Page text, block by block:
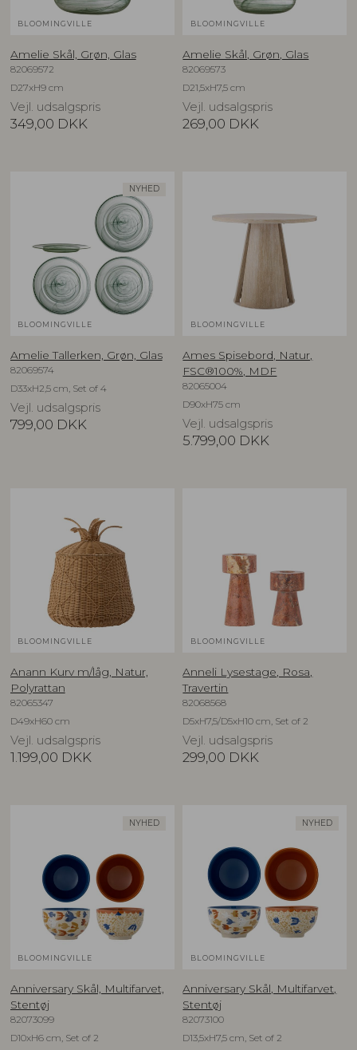
BLOOMINGVILLE
Amelie Skål, Grøn, Glas
82069572
D27xH9 cm
Vejl. udsalgspris
349,00 DKK
BLOOMINGVILLE
Amelie Skål, Grøn, Glas
82069573
D21,5xH7,5 cm
Vejl. udsalgspris
269,00 DKK
NYHED
BLOOMINGVILLE
Amelie Tallerken, Grøn, Glas
82069574
D33xH2,5 cm, Set of 4
Vejl. udsalgspris
799,00 DKK
BLOOMINGVILLE
Ames Spisebord, Natur,
FSC®100%, MDF
82065004
D90xH75 cm
Vejl. udsalgspris
5.799,00 DKK
BLOOMINGVILLE
Anann Kurv m/låg, Natur,
Polyrattan
82065347
D49xH60 cm
Vejl. udsalgspris
1.199,00 DKK
BLOOMINGVILLE
Anneli Lysestage, Rosa,
Travertin
82068568
D5xH7,5/D5xH10 cm, Set of 2
Vejl. udsalgspris
299,00 DKK
NYHED
BLOOMINGVILLE
Anniversary Skål, Multifarvet,
Stentøj
82073099
D10xH6 cm, Set of 2
NYHED
BLOOMINGVILLE
Anniversary Skål, Multifarvet,
Stentøj
82073100
D13,5xH7,5 cm, Set of 2